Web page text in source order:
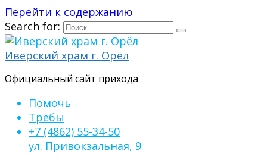
Перейти к содержанию
Search for:
Иверский храм г. Орёл
Официальный сайт прихода
Помочь
Требы
+7 (4862) 55-34-50
ул. Привокзальная, 9